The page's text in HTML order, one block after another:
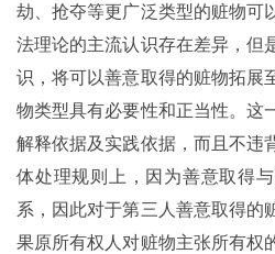
劫、抢夺等更广泛类型的赃物可
法理论的主流认识存在差异，但
识，将可以善意取得的赃物拓展
物类型具有必要性和正当性。这
解释依据及实践依据，而且不违
体处理规则上，因为善意取得
系，因此对于第三人善意取得的
果原所有权人对赃物主张所有权